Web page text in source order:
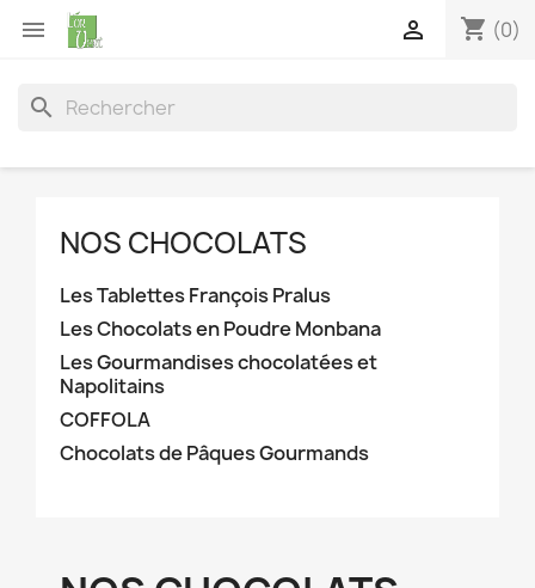
 shopping_cart (0)

search
NOS CHOCOLATS
Les Tablettes François Pralus
Les Chocolats en Poudre Monbana
Les Gourmandises chocolatées et
Napolitains
COFFOLA
Chocolats de Pâques Gourmands